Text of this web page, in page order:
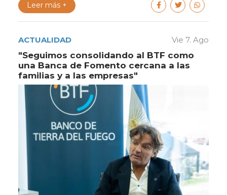
Leer más +
ACTUALIDAD Vie 7. Ago
"Seguimos consolidando al BTF como
una Banca de Fomento cercana a las
familias y a las empresas"